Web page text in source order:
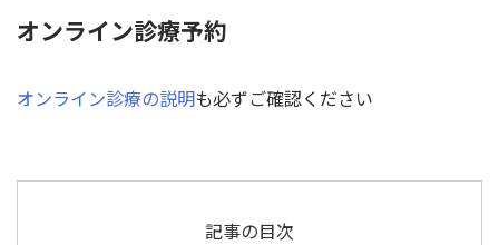
オンライン診療予約
オンライン診療の説明も必ずご確認ください
記事の目次